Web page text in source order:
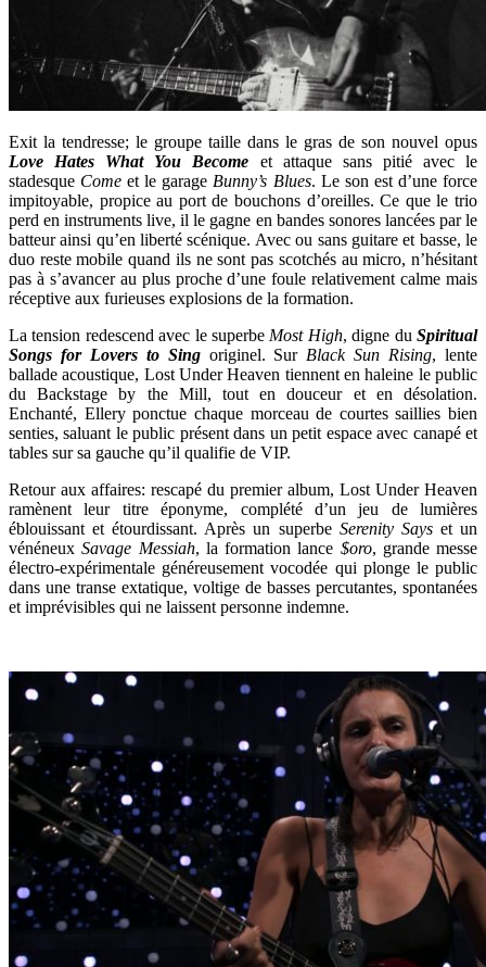
Exit la tendresse; le groupe taille dans le gras de son nouvel opus
Love Hates What You Become et attaque sans pitié avec le
stadesque Come et le garage Bunny’s Blues. Le son est d’une force
impitoyable, propice au port de bouchons d’oreilles. Ce que le trio
perd en instruments live, il le gagne en bandes sonores lancées par le
batteur ainsi qu’en liberté scénique. Avec ou sans guitare et basse, le
duo reste mobile quand ils ne sont pas scotchés au micro, n’hésitant
pas à s’avancer au plus proche d’une foule relativement calme mais
réceptive aux furieuses explosions de la formation.
La tension redescend avec le superbe Most High, digne duSpiritual
Songs for Lovers to Singoriginel. Sur Black Sun Rising, lente
ballade acoustique, Lost Under Heaven tiennent en haleine le public
du Backstage by the Mill, tout en douceur et en désolation.
Enchanté, Ellery ponctue chaque morceau de courtes saillies bien
senties, saluant le public présent dans un petit espace avec canapé et
tables sur sa gauche qu’il qualifie de VIP.
Retour aux affaires: rescapé du premier album, Lost Under Heaven
ramènent leur titre éponyme, complété d’un jeu de lumières
éblouissant et étourdissant. Après un superbe Serenity Sayset un
vénéneuxSavage Messiah, la formation lance $oro, grande messe
électro-expérimentale généreusement vocodée qui plonge le public
dans une transe extatique, voltige de basses percutantes, spontanées
et imprévisibles qui ne laissent personne indemne.